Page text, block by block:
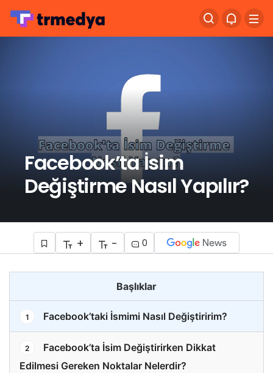
Facebook’ta İsim
Değiştirme Nasıl Yapılır?
+ - 0
Başlıklar
1 Facebook’taki İsmimi Nasıl Değiştiririm?
2
Facebook’ta İsim Değiştirirken Dikkat
Edilmesi Gereken Noktalar Nelerdir?